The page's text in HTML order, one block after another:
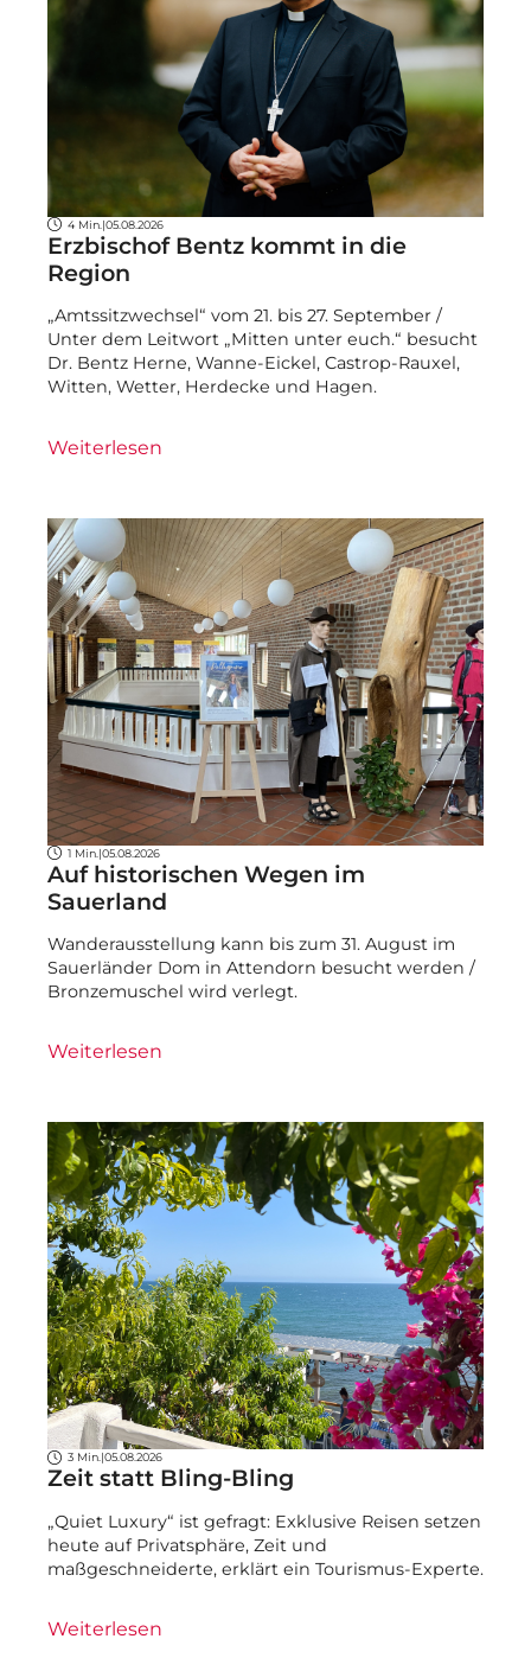
4 Min. |05.08.2026
Erzbischof Bentz kommt in die
Region
„Amtssitzwechsel“ vom 21. bis 27. September /
Unter dem Leitwort „Mitten unter euch.“ besucht
Dr. Bentz Herne, Wanne-Eickel, Castrop-Rauxel,
Witten, Wetter, Herdecke und Hagen.
Weiterlesen
1 Min. |05.08.2026
Auf historischen Wegen im
Sauerland
Wanderausstellung kann bis zum 31. August im
Sauerländer Dom in Attendorn besucht werden /
Bronzemuschel wird verlegt.
Weiterlesen
3 Min.|05.08.2026
Zeit statt Bling-Bling
„Quiet Luxury“ ist gefragt: Exklusive Reisen setzen
heute auf Privatsphäre, Zeit und
maßgeschneiderte, erklärt ein Tourismus-Experte.
Weiterlesen